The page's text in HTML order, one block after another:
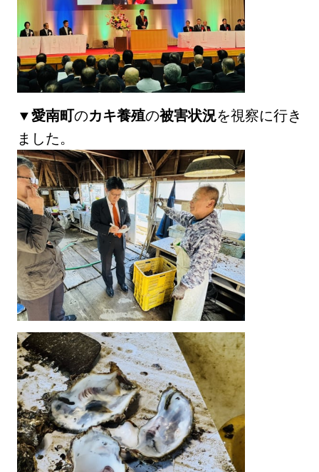
▼愛南町のカキ養殖の被害状況を視察に行き
ました。